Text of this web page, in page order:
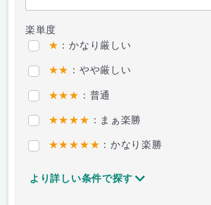
楽単度
★ ：かなり厳しい
★★ ：やや厳しい
★★★ ：普通
★★★★ ：まぁ楽勝
★★★★★ ：かなり楽勝
より詳しい条件で探す